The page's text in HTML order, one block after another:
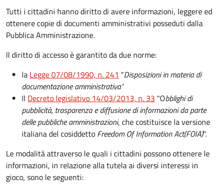
Tutti i cittadini hanno diritto di avere informazioni, leggere ed
ottenere copie di documenti amministrativi posseduti dalla
Pubblica Amministrazione.
Il diritto di accesso è garantito da due norme:
la Legge 07/08/1990, n. 241 "Disposizioni in materia di
documentazione amministrativa"
Il Decreto legislativo 14/03/2013, n. 33 "Obblighi di
pubblicità, trasparenza e diffusione di informazioni da parte
delle pubbliche amministrazioni, che costituisce la versione
italiana del cosiddetto Freedom Of Information Act(FOIA)".
Le modalità attraverso le quali i cittadini possono ottenere le
informazioni, in relazione alla tutela ai diversi interessi in
gioco, sono le seguenti: